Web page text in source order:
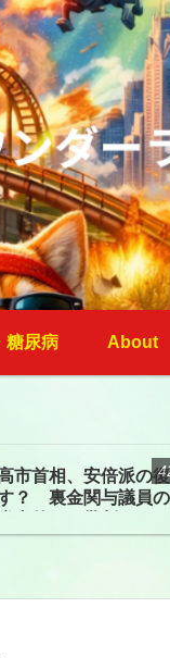
糖尿病 About
市首相、安倍派の
？ 裏金関与議員